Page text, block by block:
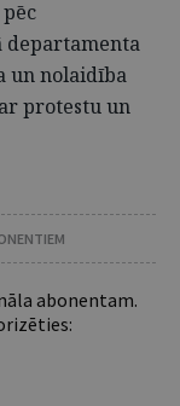
departamenta
un nolaidība
protestu un
abonentam.